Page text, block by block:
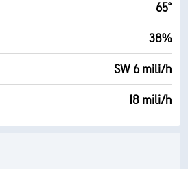
65°
38%
SW 6 mili/h
18 mili/h